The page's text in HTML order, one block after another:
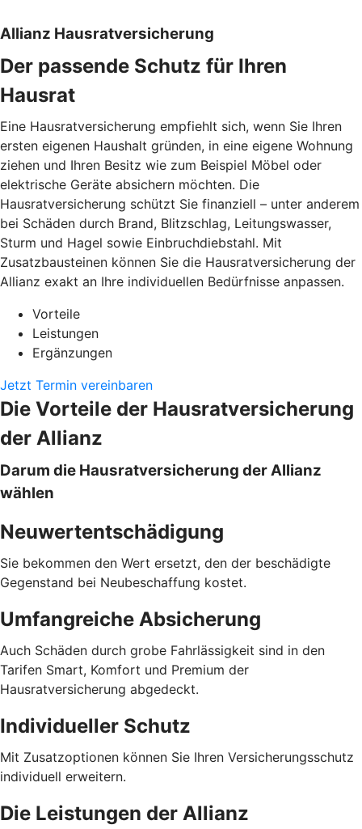
Allianz Hausratversicherung
Der passende Schutz für Ihren
Hausrat
Eine Hausratversicherung empfiehlt sich, wenn Sie Ihren
ersten eigenen Haushalt gründen, in eine eigene Wohnung
ziehen und Ihren Besitz wie zum Beispiel Möbel oder
elektrische Geräte absichern möchten. Die
Hausratversicherung schützt Sie finanziell – unter anderem
bei Schäden durch Brand, Blitzschlag, Leitungswasser,
Sturm und Hagel sowie Einbruchdiebstahl. Mit
Zusatzbausteinen können Sie die Hausratversicherung der
Allianz exakt an Ihre individuellen Bedürfnisse anpassen.
Vorteile
Leistungen
Ergänzungen
Jetzt Termin vereinbaren
Die Vorteile der Hausratversicherung
der Allianz
Darum die Hausratversicherung der Allianz
wählen
Neuwertentschädigung
Sie bekommen den Wert ersetzt, den der beschädigte
Gegenstand bei Neubeschaffung kostet.
Umfangreiche Absicherung
Auch Schäden durch grobe Fahrlässigkeit sind in den
Tarifen Smart, Komfort und Premium der
Hausratversicherung abgedeckt.
Individueller Schutz
Mit Zusatzoptionen können Sie Ihren Versicherungsschutz
individuell erweitern.
Die Leistungen der Allianz